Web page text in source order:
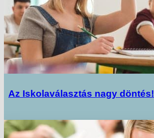
Az Iskolaválasztás nagy döntés!